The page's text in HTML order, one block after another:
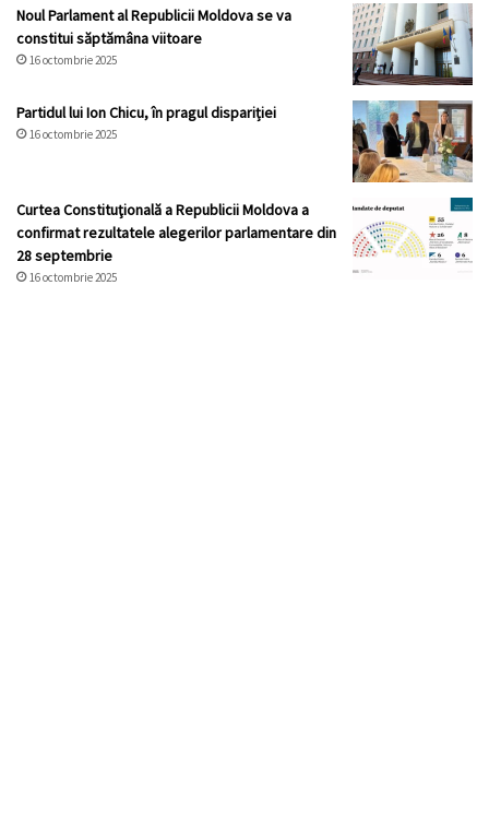
Noul Parlament al Republicii Moldova se va
constitui săptămâna viitoare
16 octombrie 2025
Partidul lui Ion Chicu, în pragul dispariției
16 octombrie 2025
Curtea Constituţională a Republicii Moldova a
confirmat rezultatele alegerilor parlamentare din
28 septembrie
16 octombrie 2025